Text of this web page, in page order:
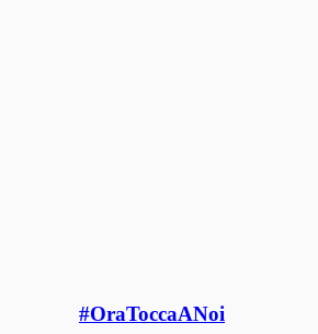
#OraToccaANoi